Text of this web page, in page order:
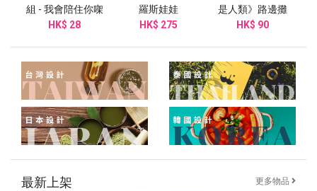
組 - 我會陪住你㗎
HK$ 28
羅斯娃娃
HK$ 275
是人類》路邊攤
HK$ 90
更多物品
最新上架